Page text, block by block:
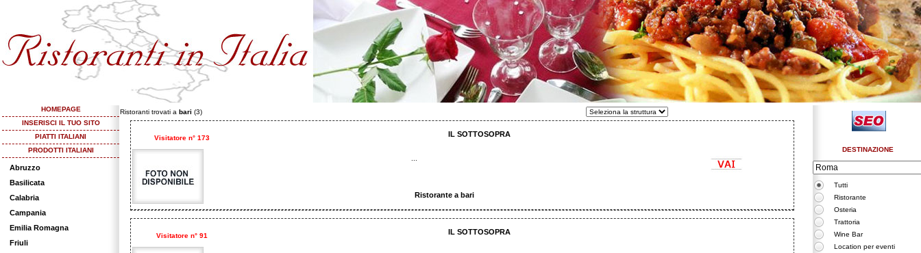
HOMEPAGE
INSERISCI IL TUO SITO
PIATTI ITALIANI
PRODOTTI ITALIANI
Abruzzo
Basilicata
Calabria
Campania
Emilia Romagna
Friuli
DESTINAZIONE
Tutti
Ristorante
Osteria
Trattoria
Wine Bar
Location per eventi
Ristoranti trovati a bari (3)
Visitatore n° 173 IL SOTTOSOPRA
Ristorante a bari
Visitatore n° 91 IL SOTTOSOPRA